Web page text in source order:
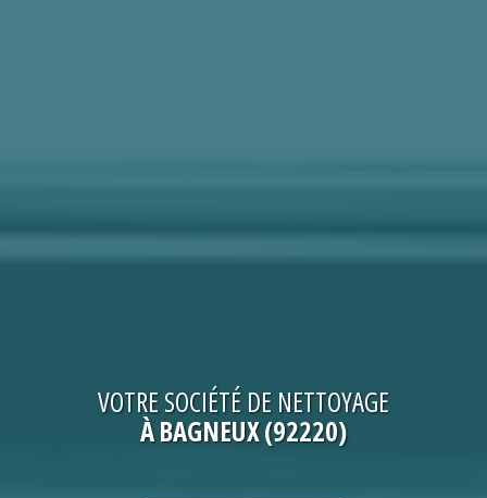
VOTRESOCIÉTÉ DE NETTOYAGE
À BAGNEUX (92220)